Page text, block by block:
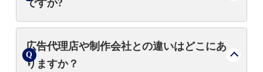
ですか?
日本最大級の評価調査「ブランド・ジャパ
ン」による客観的データと、日経BPグループ
の産業知見を統合し、戦略から制作まで一気
広告代理店や制作会社との違いはどこにあ
りますか？